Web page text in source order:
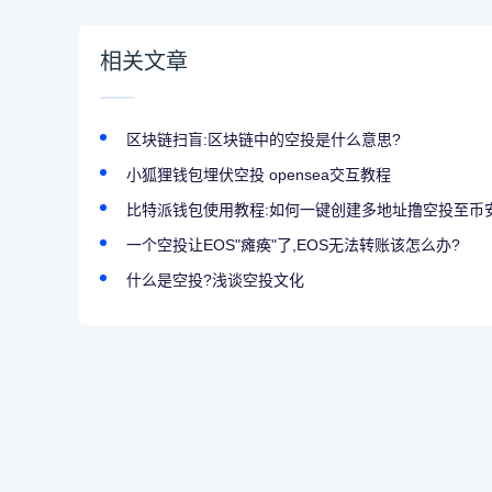
相关文章
区块链扫盲:区块链中的空投是什么意思?
小狐狸钱包埋伏空投 opensea交互教程
比特派钱包使用教程:如何一键创建多地址撸空投至币
一个空投让EOS"瘫痪"了,EOS无法转账该怎么办?
什么是空投?浅谈空投文化